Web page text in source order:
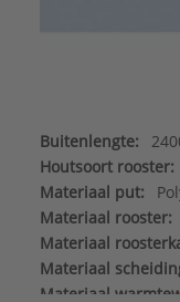
Buitenlengte:
Houtsoort rooster:
Materiaal put:
Materiaal rooster:
Materiaal
Materiaal
Materiaal